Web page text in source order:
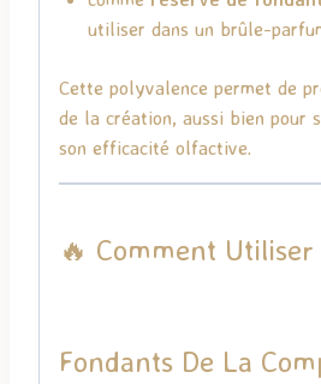
utiliser dans un brûle-
Cette polyvalence permet de
de la création, aussi bien pour
son efficacité olfactive.
🔥 Comment Utiliser
Fondants De La